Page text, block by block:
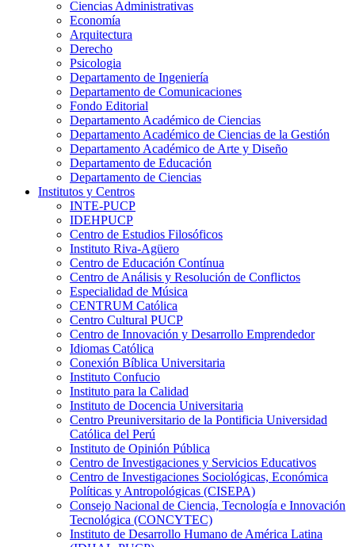
Ciencias Administrativas
Economía
Arquitectura
Derecho
Psicologia
Departamento de Ingeniería
Departamento de Comunicaciones
Fondo Editorial
Departamento Académico de Ciencias
Departamento Académico de Ciencias de la Gestión
Departamento Académico de Arte y Diseño
Departamento de Educación
Departamento de Ciencias
Institutos y Centros
INTE-PUCP
IDEHPUCP
Centro de Estudios Filosóficos
Instituto Riva-Agüero
Centro de Educación Contínua
Centro de Análisis y Resolución de Conflictos
Especialidad de Música
CENTRUM Católica
Centro Cultural PUCP
Centro de Innovación y Desarrollo Emprendedor
Idiomas Católica
Conexión Bíblica Universitaria
Instituto Confucio
Instituto para la Calidad
Instituto de Docencia Universitaria
Centro Preuniversitario de la Pontificia Universidad
Católica del Perú
Instituto de Opinión Pública
Centro de Investigaciones y Servicios Educativos
Centro de Investigaciones Sociológicas, Económica
Políticas y Antropológicas (CISEPA)
Consejo Nacional de Ciencia, Tecnología e Innovación
Tecnológica (CONCYTEC)
Instituto de Desarrollo Humano de América Latina